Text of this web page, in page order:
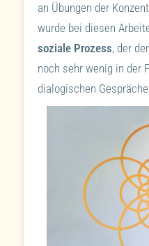
an Übungen der
wurde bei diesen
soziale Prozess, der
noch sehr wenig in der
dialogischen